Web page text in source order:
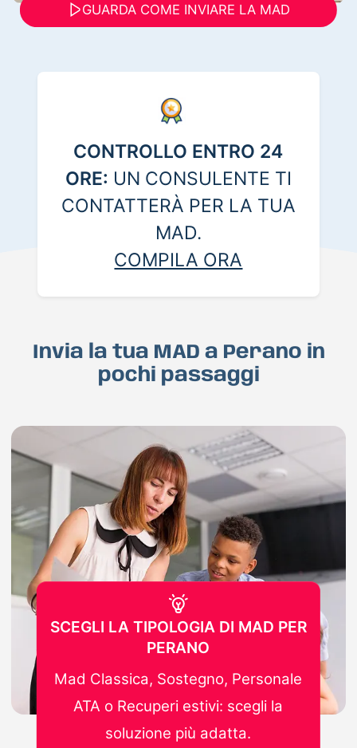
GUARDA COME INVIARE LA MAD
CONTROLLO ENTRO 24
ORE: UN CONSULENTE TI
CONTATTERÀ PER LA TUA
MAD.
COMPILA ORA
Invia la tua MAD a Perano in
pochi passaggi
SCEGLI LA TIPOLOGIA DI MAD PER
PERANO
Mad Classica, Sostegno, Personale
ATA o Recuperi estivi: scegli la
soluzione più adatta.